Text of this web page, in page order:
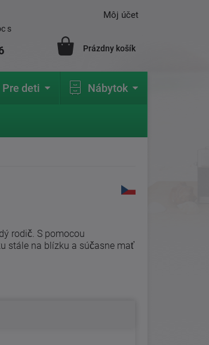
s
Môj účet
Prázdny košík
Pre deti Nábytok
rodič. S pomocou
stále na blízku a súčasne mať